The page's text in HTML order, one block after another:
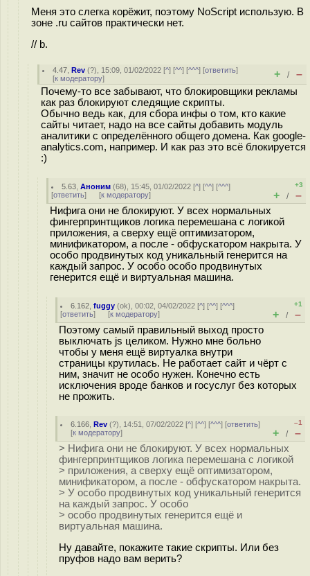
Меня это слегка корёжит, поэтому NoScript использую. В
зоне .ru сайтов практически нет.
// b.
4.47 ,Rev (?), 15:09, 01/02/2022 [^] [^^] [^^^] [ответить]
[к модератору] + / –
Почему-то все забывают, что блокировщики рекламы
как раз блокируют следящие скрипты.
Обычно ведь как, для сбора инфы о том, кто какие
сайты читает, надо на все сайты добавить модуль
аналитики с определённого общего домена. Как google-
analytics.com, например. И как раз это всё блокируется
:)
5.63 ,Аноним (68), 15:45, 01/02/2022 [^] [^^] [^^^]
[ответить] [к модератору]
+3
+ / –
Нифига они не блокируют. У всех нормальных
фингерпринтщиков логика перемешана с логикой
приложения, а сверху ещё оптимизатором,
минификатором, а после - обфускатором накрыта. У
особо продвинутых код уникальный генерится на
каждый запрос. У особо особо продвинутых
генерится ещё и виртуальная машина.
6.162 ,fuggy (ok), 00:02, 04/02/2022 [^] [^^] [^^^]
[ответить] [к модератору]
+1
+ / –
Поэтому самый правильный выход просто
выключать js целиком. Нужно мне больно
чтобы у меня ещё виртуалка внутри
страницы крутилась. Не работает сайт и чёрт с
ним, значит не особо нужен. Конечно есть
исключения вроде банков и госуслуг без которых
не прожить.
6.166 ,Rev (?), 14:51, 07/02/2022 [^] [^^] [^^^] [ответить]
[к модератору]
–1
+ / –
> Нифига они не блокируют. У всех нормальных
фингерпринтщиков логика перемешана с логикой
> приложения, а сверху ещё оптимизатором,
минификатором, а после - обфускатором накрыта.
> У особо продвинутых код уникальный генерится
на каждый запрос. У особо
> особо продвинутых генерится ещё и
виртуальная машина.
Ну давайте, покажите такие скрипты. Или без
пруфов надо вам верить?